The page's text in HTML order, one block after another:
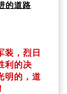
的道路
装，烈日
利的决
明的，道